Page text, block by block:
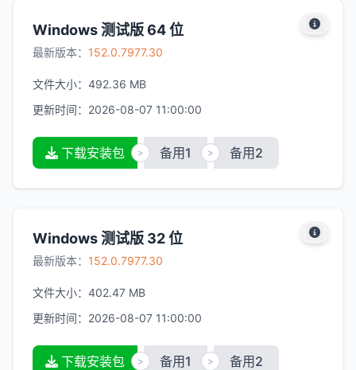
Windows 测试版 64 位
最新版本： 152.0.7977.30
文件大小： 492.36 MB
更新时间： 2026-08-07 11:00:00
下载安装包 > 备用1 > 备用2
Windows 测试版 32 位
最新版本： 152.0.7977.30
文件大小： 402.47 MB
更新时间： 2026-08-07 11:00:00
下载安装包 > 备用1 > 备用2